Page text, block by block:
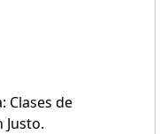
Clases de
Justo.